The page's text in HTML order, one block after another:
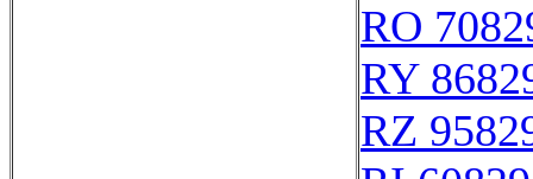
RO
RY
RZ